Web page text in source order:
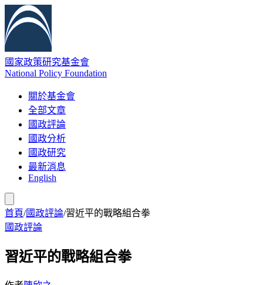
國家政策研究基金會
National Policy Foundation
關於基金會
全部文章
國政評論
國政分析
國政研究
最新消息
English
首頁/國政評論/習近平的戰略組合拳
國政評論
習近平的戰略組合拳